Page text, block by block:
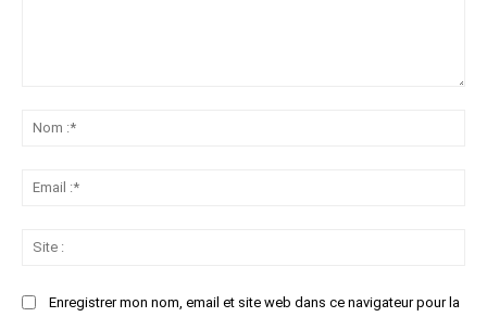
Enregistrer mon nom, email et site web dans ce navigateur pour la